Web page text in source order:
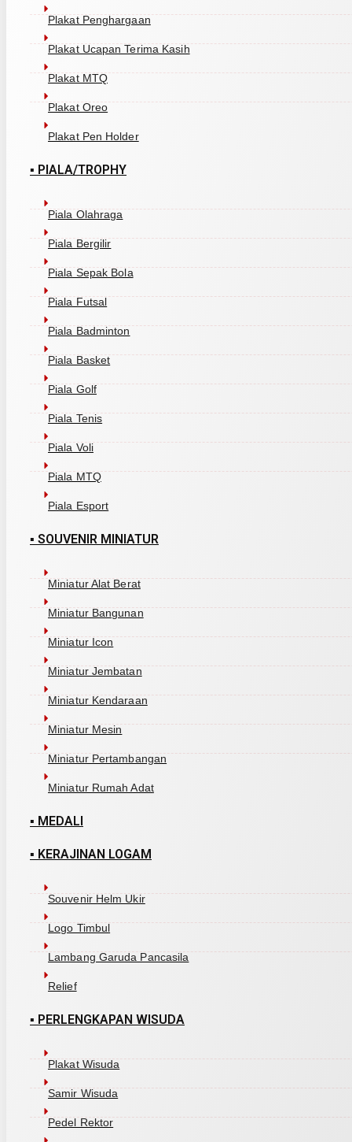
Plakat Penghargaan
Plakat Ucapan Terima Kasih
Plakat MTQ
Plakat Oreo
Plakat Pen Holder
▪ PIALA/TROPHY
Piala Olahraga
Piala Bergilir
Piala Sepak Bola
Piala Futsal
Piala Badminton
Piala Basket
Piala Golf
Piala Tenis
Piala Voli
Piala MTQ
Piala Esport
▪ SOUVENIR MINIATUR
Miniatur Alat Berat
Miniatur Bangunan
Miniatur Icon
Miniatur Jembatan
Miniatur Kendaraan
Miniatur Mesin
Miniatur Pertambangan
Miniatur Rumah Adat
▪ MEDALI
▪ KERAJINAN LOGAM
Souvenir Helm Ukir
Logo Timbul
Lambang Garuda Pancasila
Relief
▪ PERLENGKAPAN WISUDA
Plakat Wisuda
Samir Wisuda
Pedel Rektor